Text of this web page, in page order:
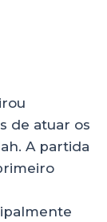
de atuar os
A partida